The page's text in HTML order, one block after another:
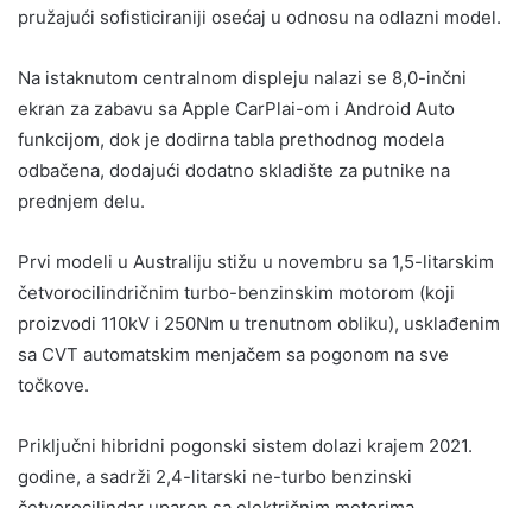
pružajući sofisticiraniji osećaj u odnosu na odlazni model.
Na istaknutom centralnom displeju nalazi se 8,0-inčni
ekran za zabavu sa Apple CarPlai-om i Android Auto
funkcijom, dok je dodirna tabla prethodnog modela
odbačena, dodajući dodatno skladište za putnike na
prednjem delu.
Prvi modeli u Australiju stižu u novembru sa 1,5-litarskim
četvorocilindričnim turbo-benzinskim motorom (koji
proizvodi 110kV i 250Nm u trenutnom obliku), usklađenim
sa CVT automatskim menjačem sa pogonom na sve
točkove.
Priključni hibridni pogonski sistem dolazi krajem 2021.
godine, a sadrži 2,4-litarski ne-turbo benzinski